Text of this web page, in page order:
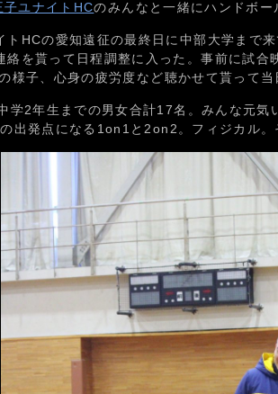
子ユナイトHCのみんなと一緒にハンドボー
トHCの愛知遠征の最終日に中部大学まで
絡を貰って日程調整に入った。事前に試合
様子、心身の疲労度など聴かせて貰って当
学2年生までの男女合計17名。みんな元気
出発点になる1on1と2on2。フィジカル